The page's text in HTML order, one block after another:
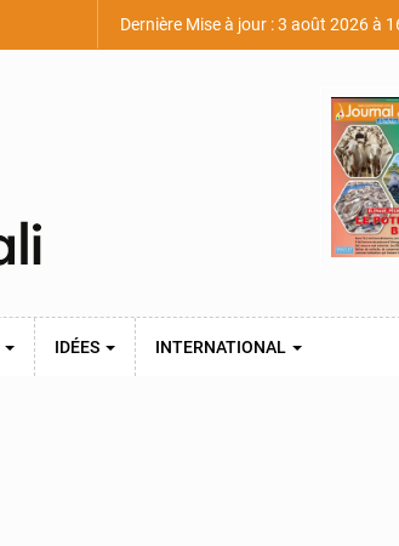
Dernière Mise à jour : 3 août 2026 à
IDÉES INTERNATIONAL